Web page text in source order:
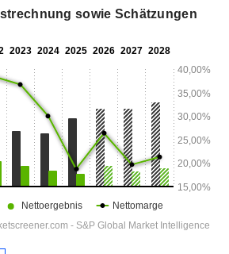
sowie Schätzungen